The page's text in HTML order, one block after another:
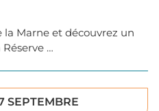
la Marne et découvrez un
…
SEPTEMBRE